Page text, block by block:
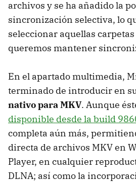
archivos y se ha añadido la
sincronización selectiva, lo
seleccionar aquellas
queremos mantener
En el apartado multimedia,
terminado de introducir en
nativo para MKV. Aunque
disponible desde la build
completa aún más,
directa de archivos MKV en
Player, en cualquier
DLNA; así como la